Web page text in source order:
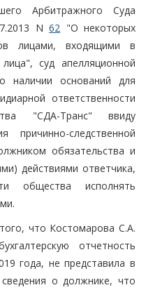
Арбитражного Суда
N62 "О некоторых
лицами, входящими в
суд апелляционной
наличии оснований для
ответственности
"СДА-Транс" ввиду
причинно-следственной
обязательства и
действиями ответчика,
общества исполнять
что Костомарова С.А.
отчетность
года, не представила в
о должнике, что